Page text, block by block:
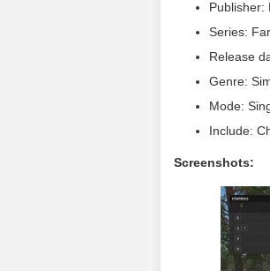
Publisher:
Series:
Release
Genre:
Mode:
Include:
Screenshots: